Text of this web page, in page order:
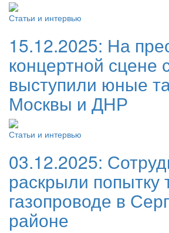
Статьи и интервью
15.12.2025: На
концертной сцене
выступили юные
Москвы и ДНР
Статьи и интервью
03.12.2025:
раскрыли попытку
газопроводе в
районе